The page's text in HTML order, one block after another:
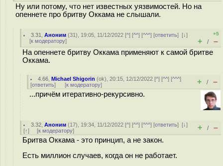
Ну или потому, что нет известных уязвимостей. Но на
опеннете про бритву Оккама не слышали.
3.31 ,Аноним (31), 19:05, 11/12/2022 [^] [^^] [^^^] [ответить][↓]
[к модератору]
+5
+ / –
На опеннете бритву Оккама применяют к самой бритве
Оккама.
4.66 ,Michael Shigorin (ok), 20:15, 12/12/2022 [^] [^^] [^^^]
[ответить] [к модератору] + / –
...причём итеративно-рекурсивно.
3.32 ,Аноним (17), 19:34, 11/12/2022 [^] [^^] [^^^] [ответить][↓]
[↑] [к модератору] + / –
Бритва Оккама - это принцип, а не закон.
Есть миллион случаев, когда он не работает.